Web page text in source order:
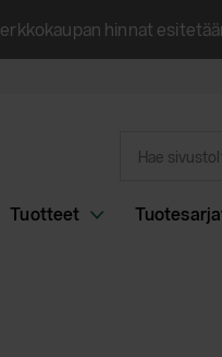
hinnat
Tuotteet